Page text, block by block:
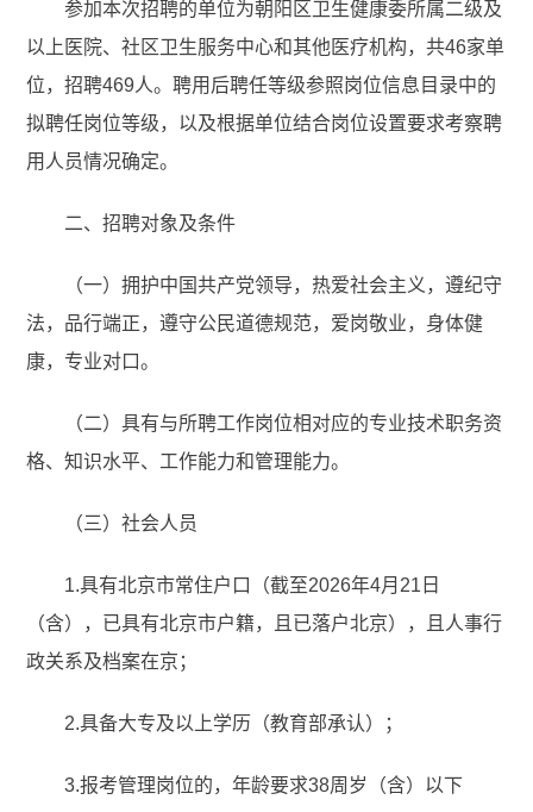
参加本次招聘的单位为朝阳区卫生健康委所属二级及
以上医院、社区卫生服务中心和其他医疗机构，共46家单
位，招聘469人。聘用后聘任等级参照岗位信息目录中的
拟聘任岗位等级，以及根据单位结合岗位设置要求考察聘
用人员情况确定。
二、招聘对象及条件
（一）拥护中国共产党领导，热爱社会主义，遵纪守
法，品行端正，遵守公民道德规范，爱岗敬业，身体健
康，专业对口。
（二）具有与所聘工作岗位相对应的专业技术职务资
格、知识水平、工作能力和管理能力。
（三）社会人员
1.具有北京市常住户口（截至2026年4月21日
（含），已具有北京市户籍，且已落户北京），且人事行
政关系及档案在京；
2.具备大专及以上学历（教育部承认）；
3.报考管理岗位的，年龄要求38周岁（含）以下